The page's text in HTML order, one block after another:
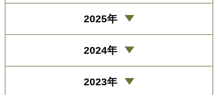
2025年
2024年
2023年